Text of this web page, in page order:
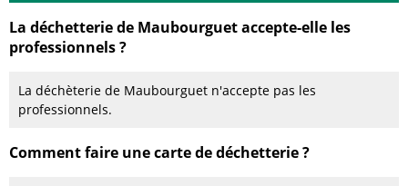
La déchetterie de Maubourguet accepte-elle les
professionnels ?
La déchèterie de Maubourguet n'accepte pas les
professionnels.
Comment faire une carte de déchetterie ?